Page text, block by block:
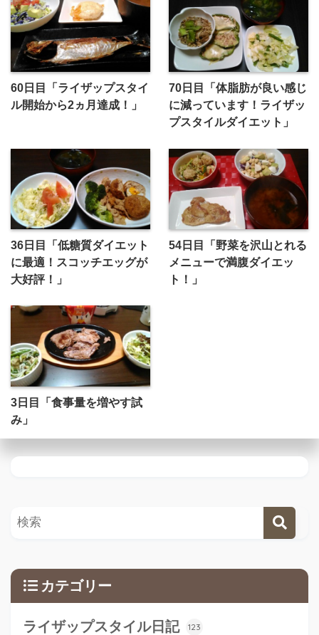
60日目「ライザップスタイ
ル開始から2ヵ月達成！」
70日目「体脂肪が良い感じ
に減っています！ライザッ
プスタイルダイエット」
36日目「低糖質ダイエット
に最適！スコッチエッグが
大好評！」
54日目「野菜を沢山とれる
メニューで満腹ダイエッ
ト！」
3日目「食事量を増やす試
み」
カテゴリー
ライザップスタイル日記 123